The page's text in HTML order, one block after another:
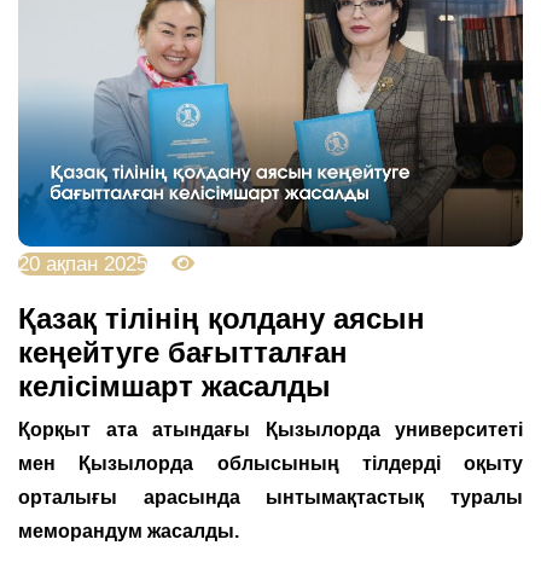
20 ақпан 2025
Қазақ тілінің қолдану аясын
кеңейтуге бағытталған
келісімшарт жасалды
Қорқыт ата атындағы Қызылорда университеті
мен Қызылорда облысының тілдерді оқыту
орталығы арасында ынтымақтастық туралы
меморандум жасалды.